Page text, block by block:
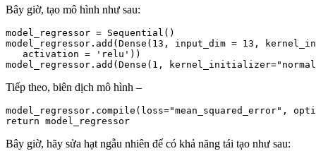
Bây giờ, tạo mô hình như sau:
model_regressor = Sequential()
model_regressor.add(Dense(13, input_dim = 13,
   activation = 'relu'))
Tiếp theo, biên dịch mô hình –
model_regressor.compile(loss="mean_squared_error",
Bây giờ, hãy sửa hạt ngẫu nhiên để có khả năng tái tạo như sau: